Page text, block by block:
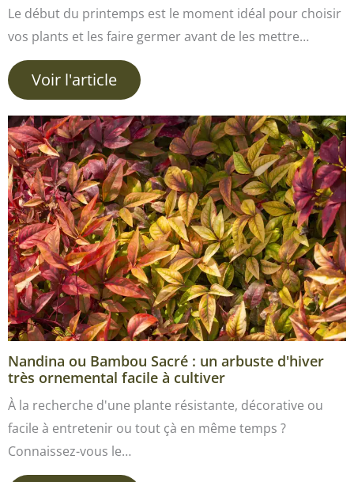
Le début du printemps est le moment idéal pour choisir
vos plants et les faire germer avant de les mettre…
Voir l'article
Nandina ou Bambou Sacré : un arbuste d'hiver
très ornemental facile à cultiver
À la recherche d'une plante résistante, décorative ou
facile à entretenir ou tout çà en même temps ?
Connaissez-vous le…